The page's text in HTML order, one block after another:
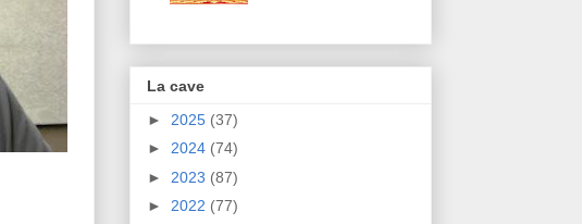
La cave
► 2025 (37)
► 2024 (74)
► 2023 (87)
► 2022 (77)